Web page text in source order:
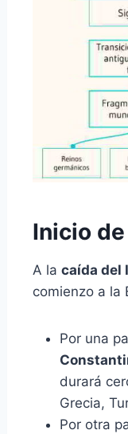
Inicio
A la caída del
comienzo a la
Por una
durará
Grecia,
Por otra